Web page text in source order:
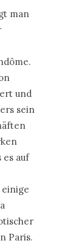
man
und
sein
es auf
Paris.